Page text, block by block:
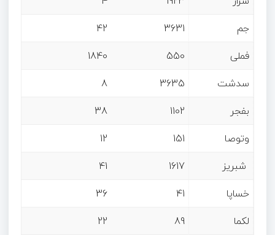
جم
3631
42
فملی
550
1840
سدشت
3635
8
بفجر
1102
38
وتوصا
151
12
شبریز
1617
41
خساپا
41
36
لکما
89
22